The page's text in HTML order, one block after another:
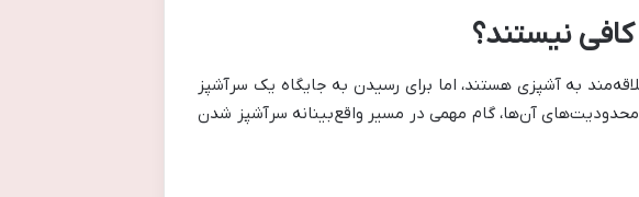
نیستند؟
به آشپزی هستند، اما برای رسیدن به جایگاه یک سرآشپز
محدودیت‌های آن‌ها، گام مهمی در مسیر واقع‌بینانه سرآشپز شدن